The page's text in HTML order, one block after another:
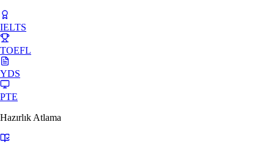
IELTS
TOEFL
YDS
PTE
Hazırlık Atlama